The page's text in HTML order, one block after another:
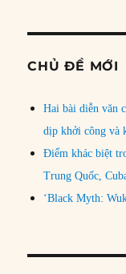
CHỦ ĐỀ MỚI
Hai bài diễn văn
dịp khởi công và
Điểm khác biệt
Trung Quốc,
‘Black Myth: